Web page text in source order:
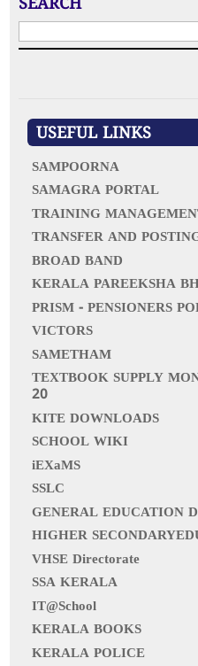
SEARCH
e
USEFUL LINKS
SAMPOORNA
SAMAGRA PORTAL
TRAINING
TRANSFER AND
BROAD BAND
KERALA PAREEKSHA
PRISM - PENSIONERS
VICTORS
SAMETHAM
TEXTBOOK SUPPLY
20
KITE DOWNLOADS
SCHOOL WIKI
iEXaMS
SSLC
GENERAL EDUCATION
HIGHER
VHSE Directorate
SSA KERALA
IT@School
KERALA BOOKS
KERALA POLICE